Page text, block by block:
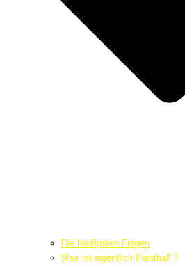
Die häufigsten Fragen
Was ist eigentlich Paintball ?